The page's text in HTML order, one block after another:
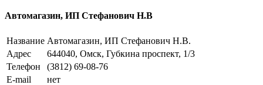
Автомагазин, ИП Стефанович Н.В
Название Автомагазин, ИП Стефанович Н.В.
Адрес
644040, Омск, Губкина проспект, 1/3
Телефон
(3812) 69-08-76
E-mail
нет